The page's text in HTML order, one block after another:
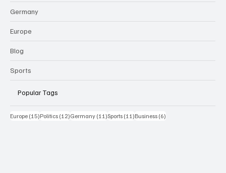
Germany
Europe
Blog
Sports
Popular Tags
Europe (15)15 Beiträge
Politics (12)12 Beiträge
Germany (11)11 Beiträge
Sports (11)11 Beiträge
Business (6)